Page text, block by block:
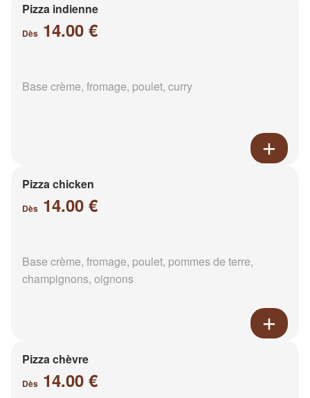
Pizza indienne
Dès 14.00 €
Base crème, fromage, poulet, curry
Pizza chicken
Dès 14.00 €
Base crème, fromage, poulet, pommes de terre,
champignons, oignons
Pizza chèvre
Dès 14.00 €